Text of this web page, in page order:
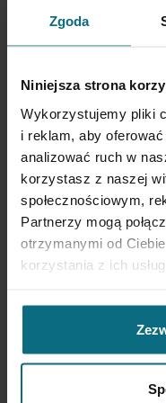
Zgoda
Niniejsza strona
Wykorzystujemy pliki
i reklam, aby
analizować ruch w
korzystasz z naszej
społecznościowym,
Partnerzy mogą
otrzymanymi od
korzystania z ich usług.
Szczypce do
cukru, 1 poł. XX w.
500 zł
Jarmila